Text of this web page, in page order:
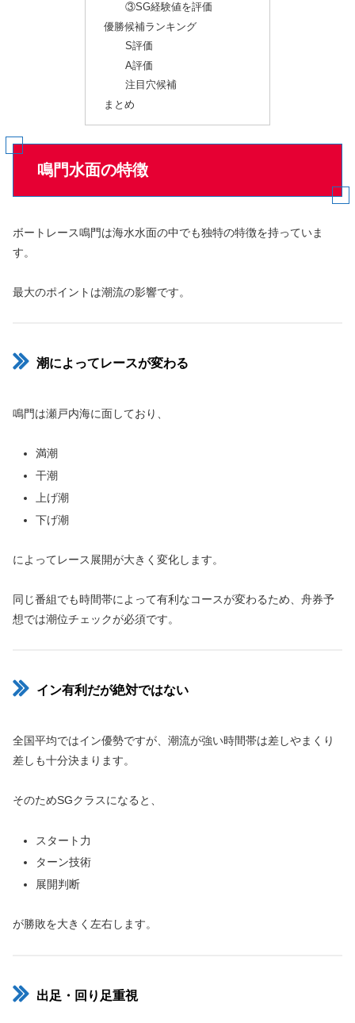
③SG経験値を評価
優勝候補ランキング
S評価
A評価
注目穴候補
まとめ
鳴門水面の特徴
ボートレース鳴門は海水水面の中でも独特の特徴を持っていま
す。
最大のポイントは潮流の影響です。
潮によってレースが変わる
鳴門は瀬戸内海に面しており、
満潮
干潮
上げ潮
下げ潮
によってレース展開が大きく変化します。
同じ番組でも時間帯によって有利なコースが変わるため、舟券予
想では潮位チェックが必須です。
イン有利だが絶対ではない
全国平均ではイン優勢ですが、潮流が強い時間帯は差しやまくり
差しも十分決まります。
そのためSGクラスになると、
スタート力
ターン技術
展開判断
が勝敗を大きく左右します。
出足・回り足重視